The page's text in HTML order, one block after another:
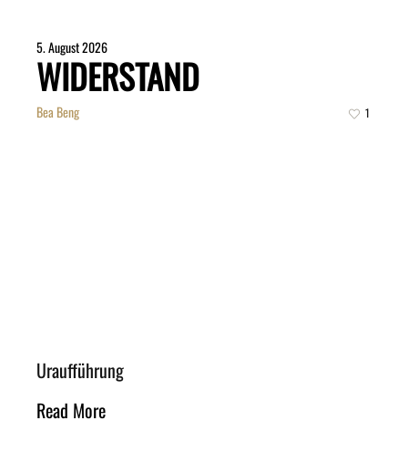
5. August 2026
WIDERSTAND
Bea Beng 1
Uraufführung
Read More